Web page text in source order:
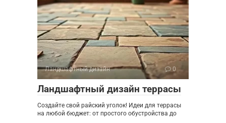
Ландшафтный дизайн 0
Ландшафтный дизайн террасы
Создайте свой райский уголок! Идеи для террасы
на любой бюджет: от простого обустройства до